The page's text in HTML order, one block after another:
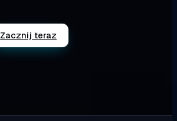
Zacznij teraz